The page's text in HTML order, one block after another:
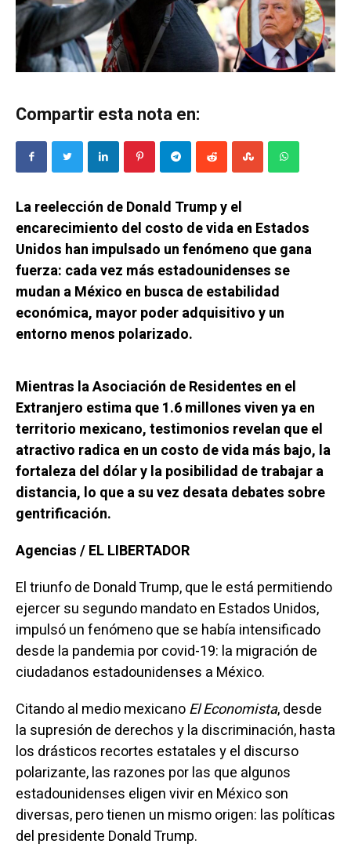
Compartir esta nota en:
La reelección de Donald Trump y el
encarecimiento del costo de vida en Estados
Unidos han impulsado un fenómeno que gana
fuerza: cada vez más estadounidenses se
mudan a México en busca de estabilidad
económica, mayor poder adquisitivo y un
entorno menos polarizado.
Mientras la Asociación de Residentes en el
Extranjero estima que 1.6 millones viven ya en
territorio mexicano, testimonios revelan que el
atractivo radica en un costo de vida más bajo, la
fortaleza del dólar y la posibilidad de trabajar a
distancia, lo que a su vez desata debates sobre
gentrificación.
Agencias / EL LIBERTADOR
El triunfo de Donald Trump, que le está permitiendo
ejercer su segundo mandato en Estados Unidos,
impulsó un fenómeno que se había intensificado
desde la pandemia por covid-19: la migración de
ciudadanos estadounidenses a México.
Citando al medio mexicanoEl Economista, desde
la supresión de derechos y la discriminación, hasta
los drásticos recortes estatales y el discurso
polarizante, las razones por las que algunos
estadounidenses eligen vivir en México son
diversas, pero tienen un mismo origen: las políticas
del presidente Donald Trump.